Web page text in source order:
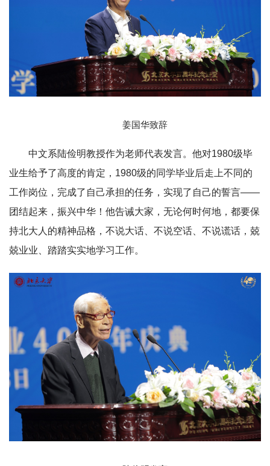
姜国华致辞
中文系陆俭明教授作为老师代表发言。他对1980级毕
业生给予了高度的肯定，1980级的同学毕业后走上不同的
工作岗位，完成了自己承担的任务，实现了自己的誓言——
团结起来，振兴中华！他告诫大家，无论何时何地，都要保
持北大人的精神品格，不说大话、不说空话、不说谎话，兢
兢业业、踏踏实实地学习工作。